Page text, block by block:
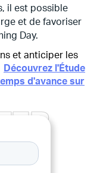
il est possible
et de favoriser
Day.
et anticiper les
Découvrez l'Étude
d'avance sur
ER